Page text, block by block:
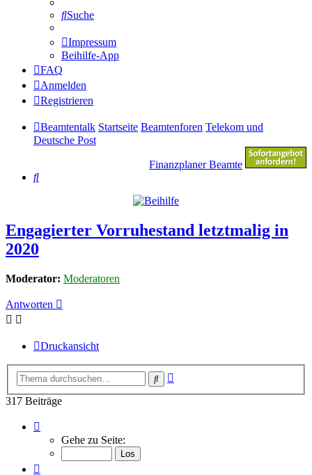
Suche
Impressum
Beihilfe-App
FAQ
Anmelden
Registrieren
Beamtentalk Startseite Beamtenforen Telekom und
Deutsche Post
Finanzplaner Beamte
Suche
Engagierter Vorruhestand letztmalig in
2020
Moderator: Moderatoren
Antworten
Druckansicht
Suche
317 Beiträge
18
von
Gehe zu Seite: